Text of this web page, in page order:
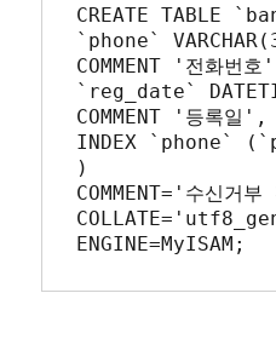
CREATE TABLE
`phone`
COMMENT '전화번
`reg_date`
COMMENT '등록일',
INDEX `phone`
)
COMMENT='수신거
ENGINE=MyISAM;